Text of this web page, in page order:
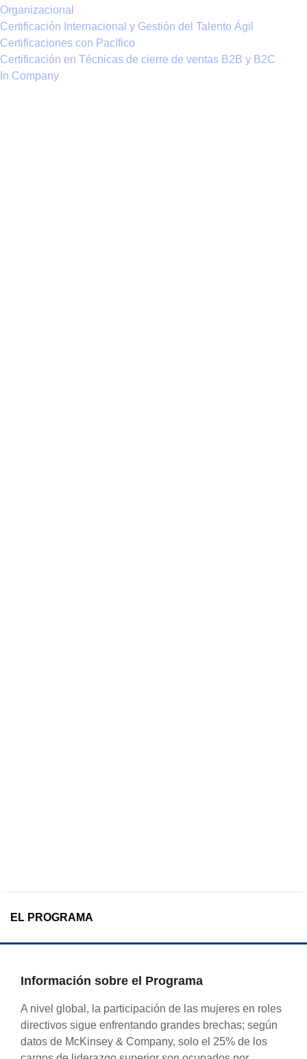
Organizacional
Certificación Internacional y Gestión del Talento Ágil
Certificaciones con Pacífico
Certificación en Técnicas de cierre de ventas B2B y B2C
In Company
EL PROGRAMA
Información sobre el Programa
A nivel global, la participación de las mujeres en roles
directivos sigue enfrentando grandes brechas; según
datos de McKinsey & Company, solo el 25% de los